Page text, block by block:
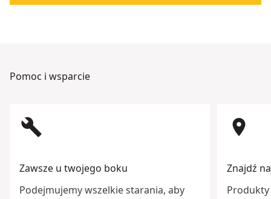
Pomoc i wsparcie
build
Zawsze u twojego boku
Podejmujemy wszelkie starania, aby
room
Znajdź
Produkty